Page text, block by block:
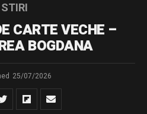
STIRI
CARTE VECHE –
BOGDANA
25/07/2026